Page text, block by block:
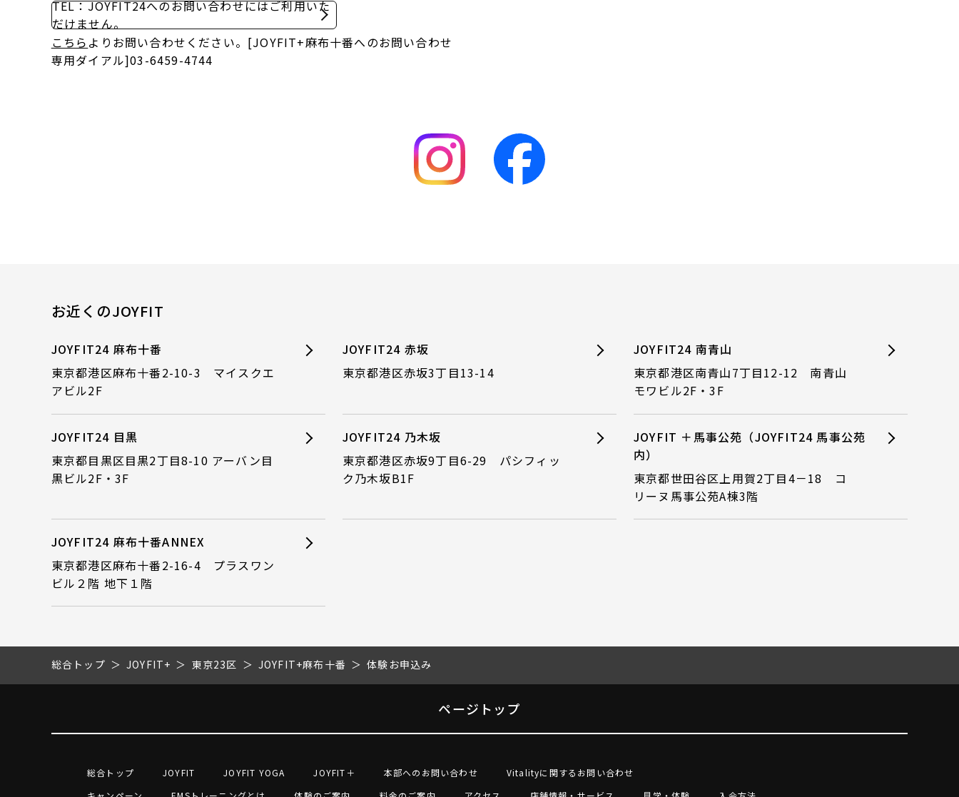
TEL：JOYFIT24へのお問い合わせにはご利用いた
だけません。
こちら よりお問い合わせください。[JOYFIT+麻布十番へのお問い合わせ
専用ダイアル]03-6459-4744
お近くのJOYFIT
JOYFIT24 麻布十番
東京都港区麻布十番2-10-3 マイスクエ
アビル2F
JOYFIT24 赤坂
東京都港区赤坂3丁目13-14
JOYFIT24 南青山
東京都港区南青山7丁目12-12 南青山
モワビル2F・3F
JOYFIT24 目黒
東京都目黒区目黒2丁目8-10 アーバン目
黒ビル2F・3F
JOYFIT24 乃木坂
東京都港区赤坂9丁目6-29 パシフィッ
ク乃木坂B1F
JOYFIT ＋馬事公苑（JOYFIT24 馬事公苑
内）
東京都世田谷区上用賀2丁目4－18 コ
リーヌ馬事公苑A棟3階
JOYFIT24 麻布十番ANNEX
東京都港区麻布十番2-16-4 プラスワン
ビル２階 地下１階
総合トップ JOYFIT+ 東京23区 JOYFIT+麻布十番 体験お申込み
ページトップ
総合トップ JOYFIT JOYFIT YOGA JOYFIT＋ 本部へのお問い合わせ
Vitalityに関するお問い合わせ